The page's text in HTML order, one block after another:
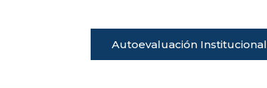
Autoevaluación Institucional